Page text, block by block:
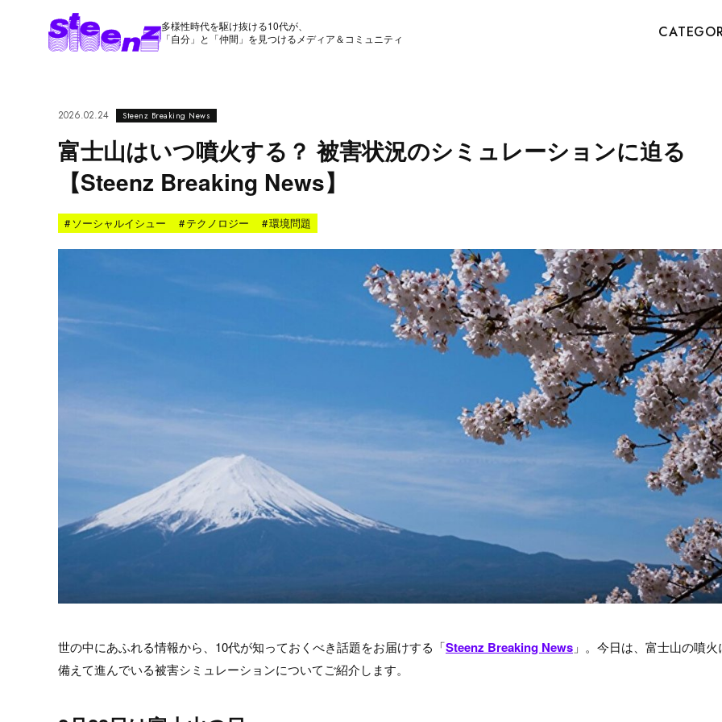
多様性時代を駆け抜ける10代が、
「自分」と「仲間」を見つけるメディア＆コミュニティ
2026.02.24 Steenz Breaking News
富士山はいつ噴火する？ 被害状況のシミュレーションに迫る
【Steenz Breaking News】
# ソーシャルイシュー #テクノロジー #環境問題
世の中にあふれる情報から、10代が知っておくべき話題をお届けする「Steenz Breaking News 」。今日は、富士山の噴火
備えて進んでいる被害シミュレーションについてご紹介します。